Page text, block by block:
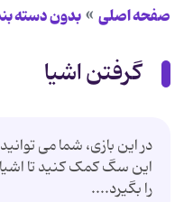
صفحه اصلی بدون دسته
گرفتن اشیا
در این بازی، شما می
این سگ کمک کنید تا
را بگیرد....